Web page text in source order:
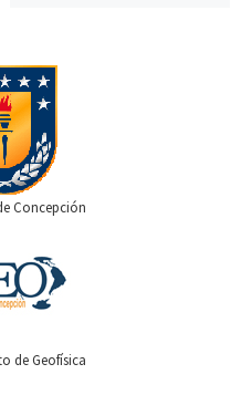
Concepción
de Geofísica